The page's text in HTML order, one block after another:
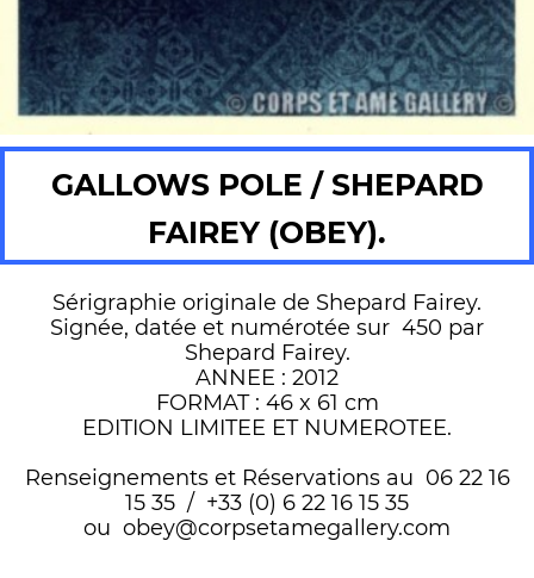
GALLOWS POLE / SHEPARD
FAIREY (OBEY).
Sérigraphie originale de Shepard Fairey.
Signée, datée et numérotée sur 450 par
Shepard Fairey.
ANNEE : 2012
FORMAT : 46 x 61 cm
EDITION LIMITEE ET NUMEROTEE.
Renseignements et Réservations au 06 22 16
15 35 / +33 (0) 6 22 16 15 35
ou obey@corpsetamegallery.com